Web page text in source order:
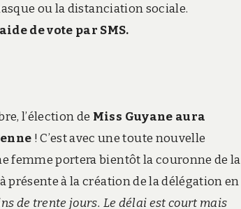
ou la distanciation sociale.
de vote par SMS.
l’élection de Miss Guyane aura
! C’est avec une toute nouvelle
femme portera bientôt la couronne de la
présente à la création de la délégation en
de trente jours. Le délai est court mais